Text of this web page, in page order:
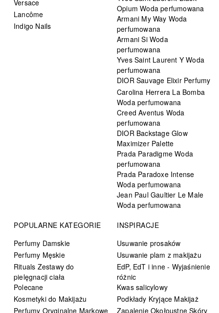
Versace
Lancôme
Indigo Nails
Opium Woda perfumowana
Armani My Way Woda
perfumowana
Armani Si Woda
perfumowana
Yves Saint Laurent Y Woda
perfumowana
DIOR Sauvage Elixir Perfumy
Carolina Herrera La Bomba
Woda perfumowana
Creed Aventus Woda
perfumowana
DIOR Backstage Glow
Maximizer Palette
Prada Paradigme Woda
perfumowana
Prada Paradoxe Intense
Woda perfumowana
Jean Paul Gaultier Le Male
Woda perfumowana
POPULARNE KATEGORIE
Perfumy Damskie
Perfumy Męskie
Rituals Zestawy do
pielęgnacji ciała
Polecane
Kosmetyki do Makijażu
Perfumy Oryginalne Markowe
INSPIRACJE
Usuwanie prosaków
Usuwanie plam z makijażu
EdP, EdT i inne - Wyjaśnienie
różnic
Kwas salicylowy
Podkłady Kryjące Makijaż
Zapalenie Okołoustne Skóry